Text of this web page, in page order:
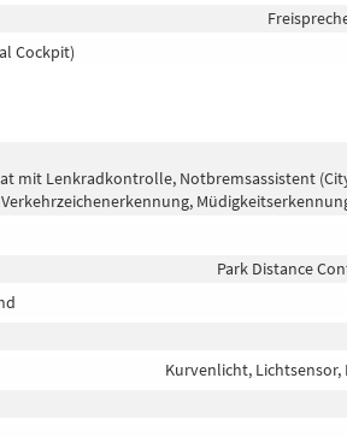
Cockpit)
mit Lenkradkontrolle, Notbremsassistent
Park Distance
Kurvenlicht, Lichtsensor,